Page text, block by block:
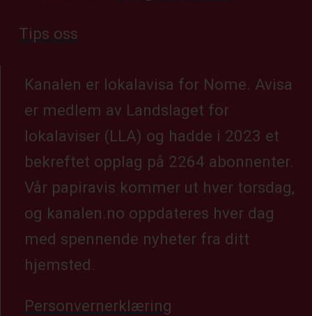
Tips oss
Kanalen er lokalavisa for Nome. Avisa
er medlem av Landslaget for
lokalaviser (LLA) og hadde i 2023 et
bekreftet opplag på 2264 abonnenter.
Vår papiravis kommer ut hver torsdag,
og kanalen.no oppdateres hver dag
med spennende nyheter fra ditt
hjemsted.
Personvernerklæring